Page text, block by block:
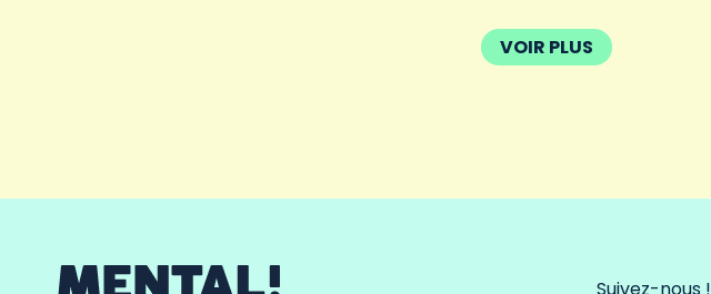
VOIR PLUS